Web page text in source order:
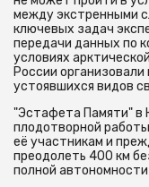
между экстренными
ключевых задач
передачи данных по
условиях
России
устоявшихся видов
"Эстафета Памяти" в
плодотворной
её участникам и
преодолеть 400 км
полной